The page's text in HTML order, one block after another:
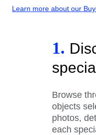
Learn more about our
1.
Browse
objects
photos,
each